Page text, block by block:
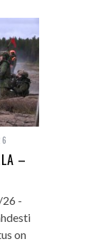
–
-
on